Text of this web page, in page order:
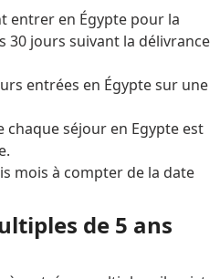
entrer en Égypte pour la
30 jours suivant la délivrance
entrées en Égypte sur une
chaque séjour en Egypte est
mois à compter de la date
de 5 ans